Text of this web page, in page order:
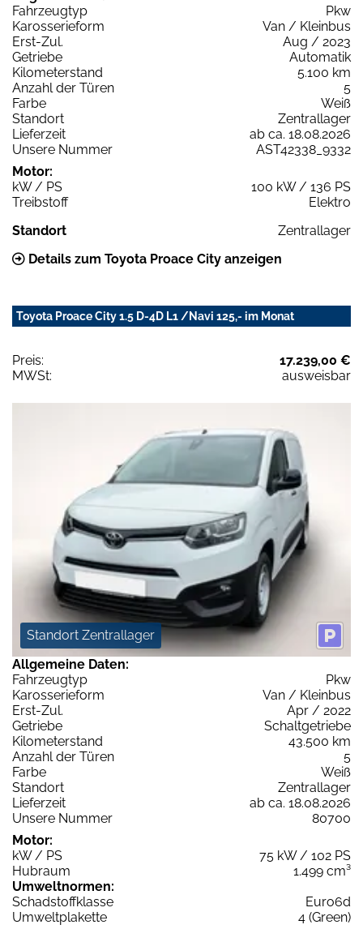
Fahrzeugtyp
Pkw
Karosserieform
Van / Kleinbus
Erst-Zul.
Aug / 2023
Getriebe
Automatik
Kilometerstand
5.100 km
Anzahl der Türen
5
Farbe
Weiß
Standort
Zentrallager
Lieferzeit
ab ca. 18.08.2026
Unsere Nummer
AST42338_9332
Motor:
kW / PS
100 kW / 136 PS
Treibstoff
Elektro
Standort
Zentrallager
Details zum Toyota Proace City anzeigen
Toyota Proace City 1.5 D-4D L1 /Navi 125,- im Monat
Preis:
17.239,00 €
MWSt:
ausweisbar
Standort Zentrallager
Allgemeine Daten:
Fahrzeugtyp
Pkw
Karosserieform
Van / Kleinbus
Erst-Zul.
Apr / 2022
Getriebe
Schaltgetriebe
Kilometerstand
43.500 km
Anzahl der Türen
5
Farbe
Weiß
Standort
Zentrallager
Lieferzeit
ab ca. 18.08.2026
Unsere Nummer
80700
Motor:
kW / PS
75 kW / 102 PS
Hubraum
1.499 cm³
Umweltnormen:
Schadstoffklasse
Euro6d
Umweltplakette
4 (Green)